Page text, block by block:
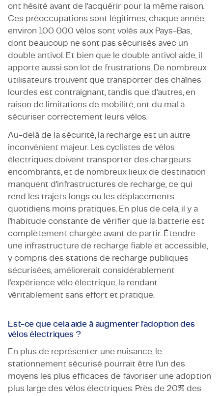
ont hésité avant de l’acquérir pour la même raison.
Ces préoccupations sont légitimes, chaque année,
environ 100 000 vélos sont volés aux Pays-Bas,
dont beaucoup ne sont pas sécurisés avec un
double antivol. Et bien que le double antivol aide, il
apporte aussi son lot de frustrations. De nombreux
utilisateurs trouvent que transporter des chaînes
lourdes est contraignant, tandis que d’autres, en
raison de limitations de mobilité, ont du mal à
sécuriser correctement leurs vélos.
Au-delà de la sécurité, la recharge est un autre
inconvénient majeur. Les cyclistes de vélos
électriques doivent transporter des chargeurs
encombrants, et de nombreux lieux de destination
manquent d'infrastructures de recharge, ce qui
rend les trajets longs ou les déplacements
quotidiens moins pratiques. En plus de cela, il y a
l'habitude constante de vérifier que la batterie est
complètement chargée avant de partir. Étendre
une infrastructure de recharge fiable et accessible,
y compris des stations de recharge publiques
sécurisées, améliorerait considérablement
l’expérience vélo électrique, la rendant
véritablement sans effort et pratique.
Est-ce que cela aide à augmenter l'adoption des
vélos électriques ?
En plus de représenter une nuisance, le
stationnement sécurisé pourrait être ’un des
moyens les plus efficaces de favoriser une adoption
plus large des vélos électriques Près de 20% des